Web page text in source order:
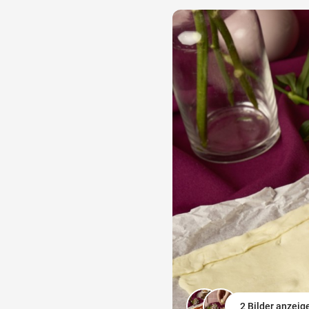
2 Bilder